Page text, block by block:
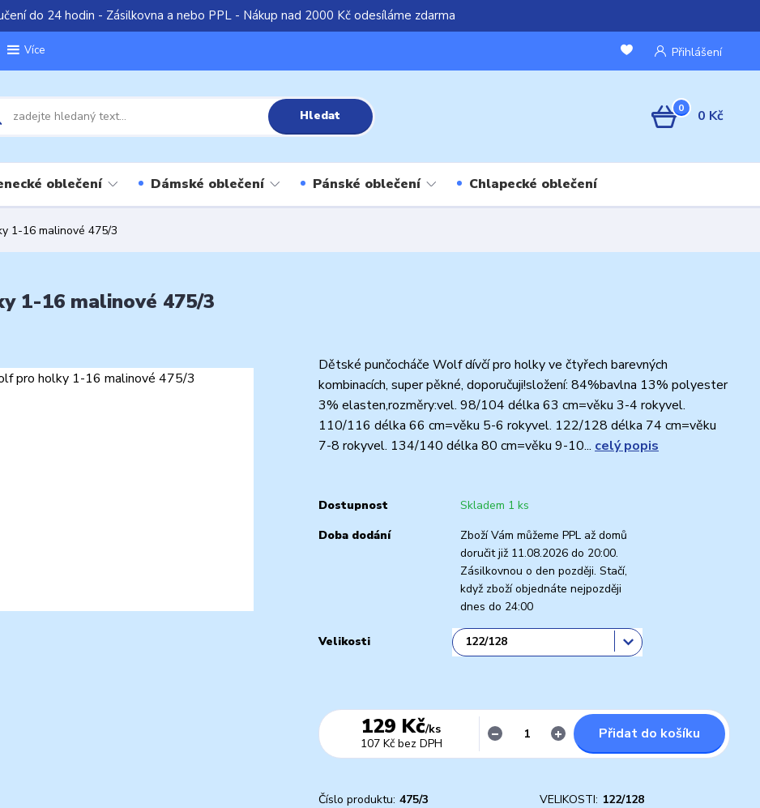
do 24 hodin - Zásilkovna a nebo PPL - Nákup nad 2000 Kč odesíláme zdarma
Více Přihlášení
Hledat 0 0 Kč
oblečení Dámské oblečení Pánské oblečení Chlapecké oblečení
1-16 malinové 475/3
1-16 malinové 475/3
Dětské punčocháče Wolf dívčí pro holky ve čtyřech barevných
kombinacích, super pěkné, doporučuji!složení: 84%bavlna 13% polyester
3% elasten,rozměry:vel. 98/104 délka 63 cm=věku 3-4 rokyvel.
110/116 délka 66 cm=věku 5-6 rokyvel. 122/128 délka 74 cm=věku
7-8 rokyvel. 134/140 délka 80 cm=věku 9-10... celý popis
Dostupnost
Skladem 1 ks
Doba dodání
Zboží Vám můžeme PPL až domů
doručit již 11.08.2026 do 20:00.
Zásilkovnou o den později. Stačí,
když zboží objednáte nejpozději
dnes do 24:00
Velikosti
129 Kč/ks
107 Kč bez DPH
Přidat do košíku
Číslo produktu: 475/3 VELIKOSTI: 122/128